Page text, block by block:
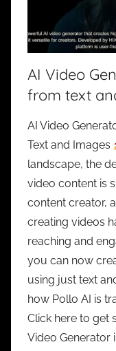
AI Video
from text
AI Video
Text and Images
landscape, the
video content is
content creator,
creating videos
reaching and
you can now
using just text
how Pollo AI is
Click here to get
Video Generator